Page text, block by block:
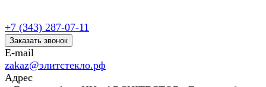
+7 (343) 287-07-11
Заказать звонок
E-mail
zakaz@элитстекло.рф
Адрес